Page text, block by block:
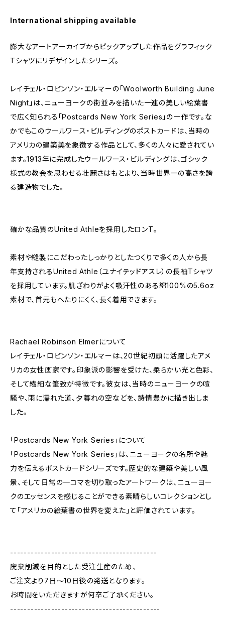
International shipping available
膨大なアートアーカイブからピックアップした作品をグラフィック
Tシャツにリデザインしたシリーズ。
レイチェル・ロビンソン・エルマーの「Woolworth Building June
Night」は、ニューヨークの街並みを描いた一連の美しい絵葉書
で広く知られる「Postcards New York Series」の一作です。な
かでもこのウールワース・ビルディングのポストカードは、当時の
アメリカの建築美を象徴する作品として、多くの人々に愛されてい
ます。1913年に完成したウールワース・ビルディングは、ゴシック
様式の教会を思わせる壮麗さはもとより、当時世界一の高さを誇
る建造物でした。
確かな品質のUnited Athleを採用したロンT。
素材や縫製にこだわったしっかりとしたつくりで多くの人から長
年支持されるUnited Athle（ユナイテッドアスレ）の長袖Tシャツ
を採用しています。肌ざわりがよく吸汗性のある綿100%の5.6oz
素材で、首元もへたりにくく、長く着用できます。
Rachael Robinson Elmerについて
レイチェル・ロビンソン・エルマーは、20世紀初頭に活躍したアメ
リカの女性画家です。印象派の影響を受けた、柔らかい光と色彩、
そして繊細な筆致が特徴です。彼女は、当時のニューヨークの喧
騒や、雨に濡れた道、夕暮れの空などを、詩情豊かに描き出しま
した。
「Postcards New York Series」について
「Postcards New York Series」は、ニューヨークの名所や魅
力を伝えるポストカードシリーズです。歴史的な建築や美しい風
景、そして日常の一コマを切り取ったアートワークは、ニューヨー
クのエッセンスを感じることができる素晴らしいコレクションとし
て「アメリカの絵葉書の世界を変えた」と評価されています。
-------------------------------------------
廃棄削減を目的とした受注生産のため、
ご注文より7日〜10日後の発送となります。
お時間をいただきますが何卒ご了承ください。
--------------------------------------------